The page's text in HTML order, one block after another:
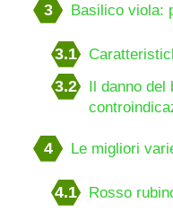
3 Basilico viola:
3.1
3.2
Il danno del
4 Le migliori
4.1 Rosso